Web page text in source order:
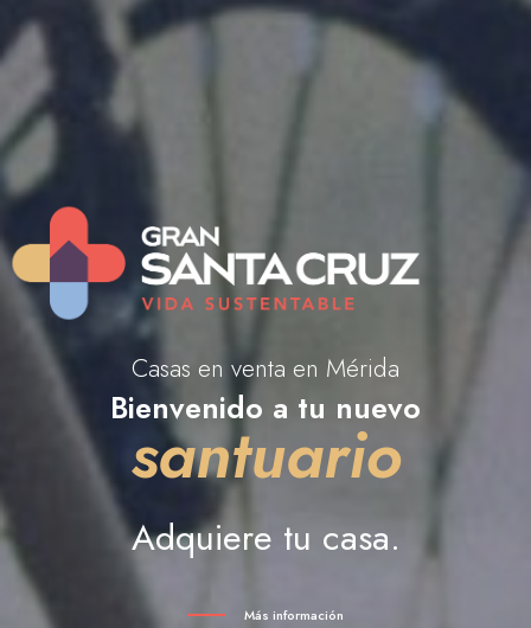
Casas en venta en Mérida
Bienvenido a tu nuevo
santuario
Adquiere tu casa.
Más información